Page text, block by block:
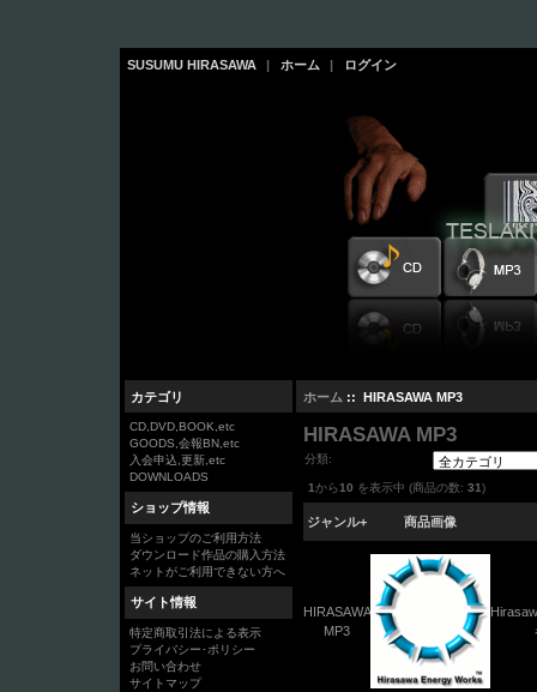
SUSUMU HIRASAWA | ホーム | ログイン
カテゴリ
CD,DVD,BOOK,etc
GOODS,会報BN,etc
入会申込,更新,etc
DOWNLOADS
ショップ情報
当ショップのご利用方法
ダウンロード作品の購入方法
ネットがご利用できない方へ
サイト情報
特定商取引法による表示
プライバシー･ポリシー
お問い合わせ
サイトマップ
ホーム :: HIRASAWA MP3
HIRASAWA MP3
分類:
1 から10 を表示中 (商品の数:31)
ジャンル+ 商品画像
HIRASAWA
MP3